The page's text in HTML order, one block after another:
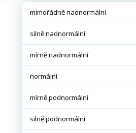
mimořádně nadnormální
silně nadnormální
mírně nadnormální
normální
mírně podnormální
silně podnormální